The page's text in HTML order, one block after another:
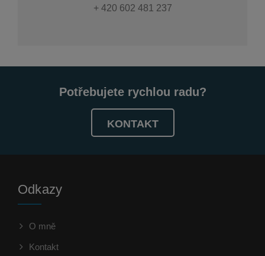
+ 420 602 481 237
Potřebujete rychlou radu?
KONTAKT
Odkazy
O mně
Kontakt